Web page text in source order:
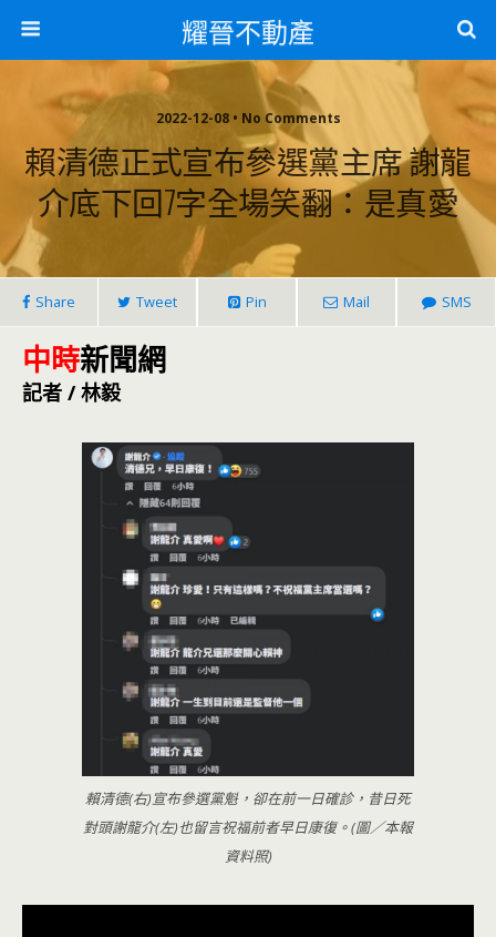
耀晉不動產
2022-12-08 • No Comments
賴清德正式宣布參選黨主席 謝龍
介底下回7字全場笑翻：是真愛
Share Tweet Pin Mail SMS
中時新聞網
記者 / 林毅
賴清德(右)宣布參選黨魁，卻在前一日確診，昔日死
對頭謝龍介(左)也留言祝福前者早日康復。(圖／本報
資料照)